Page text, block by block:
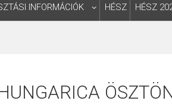
INFORMÁCIÓK HÉSZ HÉSZ